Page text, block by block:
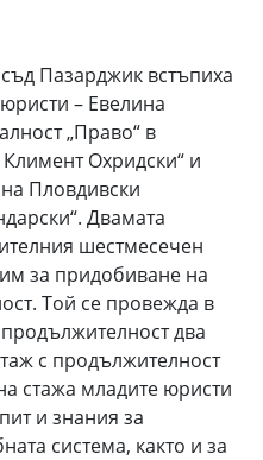
Пазарджик встъпиха
– Евелина
„Право“ в
Охридски“ и
Пловдивски
Двамата
шестмесечен
за придобиване на
Той се провежда в
два
с продължителност
стажа младите юристи
и знания за
система, както и за